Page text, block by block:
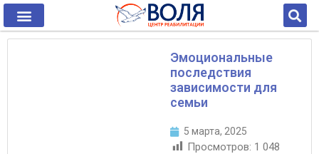
Эмоциональные
последствия
зависимости для
семьи
5 марта, 2025
Просмотров: 1 048